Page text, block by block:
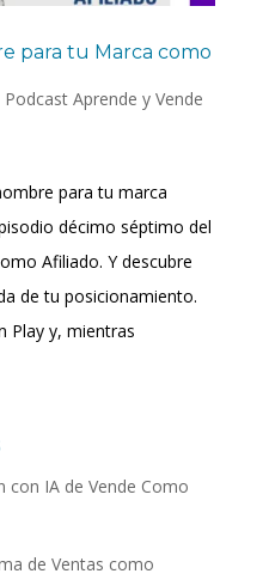
para tu Marca como
Podcast Aprende y Vende
para tu marca
décimo séptimo del
Afiliado. Y descubre
de tu posicionamiento.
Play y, mientras
con IA de Vende Como
de Ventas como